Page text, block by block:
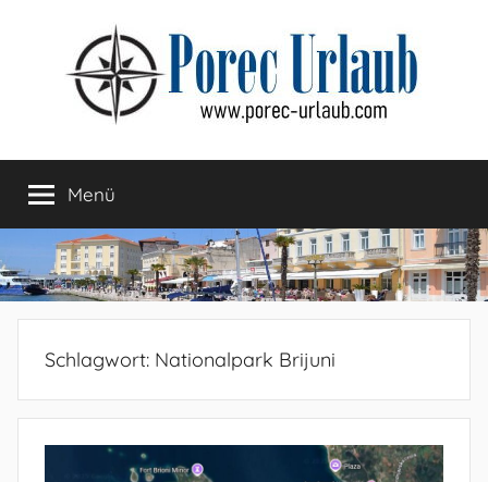
springen
Menü
Schlagwort: Nationalpark Brijuni